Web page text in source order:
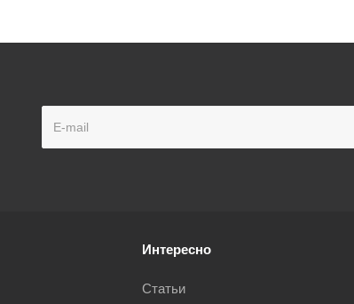
Интересно
Статьи